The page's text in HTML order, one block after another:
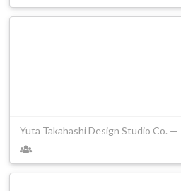
Yuta Takahashi Design Studio Co. —